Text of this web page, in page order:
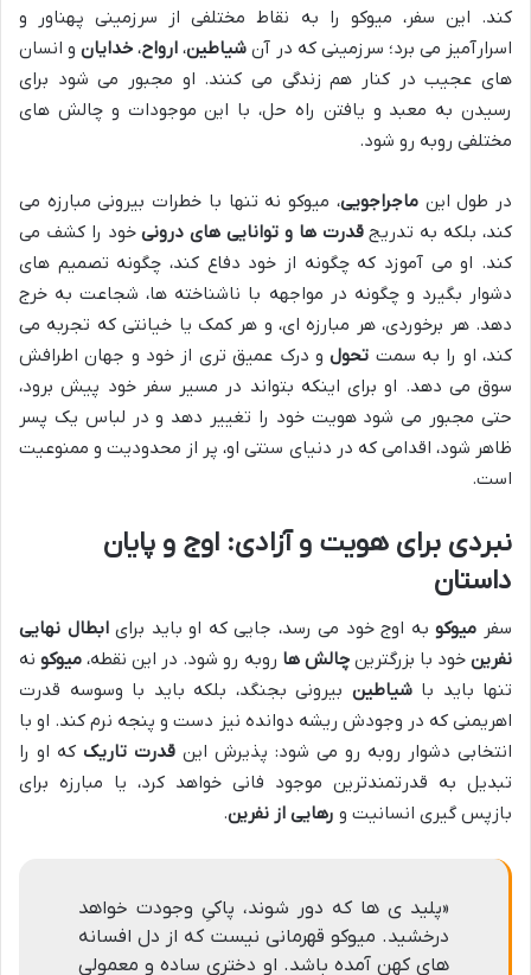
کند. این سفر، میوکو را به نقاط مختلفی از سرزمینی پهناور و
اسرارآمیز می برد؛ سرزمینی که در آن شیاطین، ارواح، خدایانو انسان
های عجیب در کنار هم زندگی می کنند. او مجبور می شود برای
رسیدن به معبد و یافتن راه حل، با این موجودات و چالش های
مختلفی روبه رو شود.
در طول اینماجراجویی، میوکو نه تنها با خطرات بیرونی مبارزه می
کند، بلکه به تدریجقدرت ها و توانایی های درونیخود را کشف می
کند. او می آموزد که چگونه از خود دفاع کند، چگونه تصمیم های
دشوار بگیرد و چگونه در مواجهه با ناشناخته ها، شجاعت به خرج
دهد. هر برخوردی، هر مبارزه ای، و هر کمک یا خیانتی که تجربه می
کند، او را به سمت تحولو درک عمیق تری از خود و جهان اطرافش
سوق می دهد. او برای اینکه بتواند در مسیر سفر خود پیش برود،
حتی مجبور می شود هویت خود را تغییر دهد و در لباس یک پسر
ظاهر شود، اقدامی که در دنیای سنتی او، پر از محدودیت و ممنوعیت
است.
نبردی برای هویت وآزادی: اوج و پایان
داستان
سفر میوکوبه اوج خود می رسد، جایی که او باید برایابطال نهایی
نفرینخود با بزرگترینچالش ها روبه رو شود. در این نقطه، میوکونه
تنها باید باشیاطین بیرونی بجنگد، بلکه باید با وسوسه قدرت
اهریمنی که در وجودش ریشه دوانده نیز دست و پنجه نرم کند. او با
انتخابی دشوار روبه رو می شود: پذیرش این قدرت تاریک که او را
تبدیل به قدرتمندترین موجود فانی خواهد کرد، یا مبارزه برای
بازپس گیری انسانیت و رهایی از نفرین.
«پلید ی ها که دور شوند، پاکیِ وجودت خواهد
درخشید. میوکو قهرمانی نیست که از دل افسانه
های کهن آمده باشد. او دختری ساده و معمولی